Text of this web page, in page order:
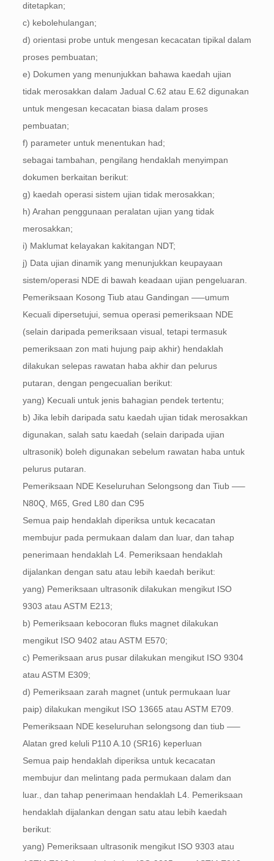
ditetapkan;
c) kebolehulangan;
d) orientasi probe untuk mengesan kecacatan tipikal dalam
proses pembuatan;
e) Dokumen yang menunjukkan bahawa kaedah ujian
tidak merosakkan dalam Jadual C.62 atau E.62 digunakan
untuk mengesan kecacatan biasa dalam proses
pembuatan;
f) parameter untuk menentukan had;
sebagai tambahan, pengilang hendaklah menyimpan
dokumen berkaitan berikut:
g) kaedah operasi sistem ujian tidak merosakkan;
h) Arahan penggunaan peralatan ujian yang tidak
merosakkan;
i) Maklumat kelayakan kakitangan NDT;
j) Data ujian dinamik yang menunjukkan keupayaan
sistem/operasi NDE di bawah keadaan ujian pengeluaran.
Pemeriksaan Kosong Tiub atau Gandingan —–umum
Kecuali dipersetujui, semua operasi pemeriksaan NDE
(selain daripada pemeriksaan visual, tetapi termasuk
pemeriksaan zon mati hujung paip akhir) hendaklah
dilakukan selepas rawatan haba akhir dan pelurus
putaran, dengan pengecualian berikut:
yang) Kecuali untuk jenis bahagian pendek tertentu;
b) Jika lebih daripada satu kaedah ujian tidak merosakkan
digunakan, salah satu kaedah (selain daripada ujian
ultrasonik) boleh digunakan sebelum rawatan haba untuk
pelurus putaran.
Pemeriksaan NDE Keseluruhan Selongsong dan Tiub —–
N80Q, M65, Gred L80 dan C95
Semua paip hendaklah diperiksa untuk kecacatan
membujur pada permukaan dalam dan luar, dan tahap
penerimaan hendaklah L4. Pemeriksaan hendaklah
dijalankan dengan satu atau lebih kaedah berikut:
yang) Pemeriksaan ultrasonik dilakukan mengikut ISO
9303 atau ASTM E213;
b) Pemeriksaan kebocoran fluks magnet dilakukan
mengikut ISO 9402 atau ASTM E570;
c) Pemeriksaan arus pusar dilakukan mengikut ISO 9304
atau ASTM E309;
d) Pemeriksaan zarah magnet (untuk permukaan luar
paip) dilakukan mengikut ISO 13665 atau ASTM E709.
Pemeriksaan NDE keseluruhan selongsong dan tiub —–
Alatan gred keluli P110 A.10 (SR16) keperluan
Semua paip hendaklah diperiksa untuk kecacatan
membujur dan melintang pada permukaan dalam dan
luar., dan tahap penerimaan hendaklah L4. Pemeriksaan
hendaklah dijalankan dengan satu atau lebih kaedah
berikut:
yang) Pemeriksaan ultrasonik mengikut ISO 9303 atau